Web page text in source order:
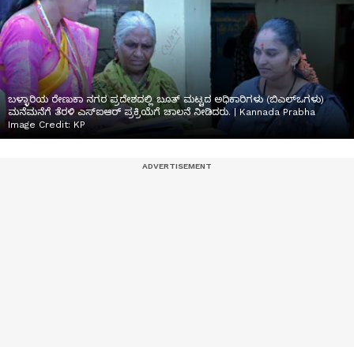
ಬಳ್ಳಾರಿಯ ರೇಣುಕಾ ನಗರ ಪ್ರದೇಶದಲ್ಲಿ ಬೂತ್ ಮಟ್ಟದ ಅಧಿಕಾರಿಗಳು (ಬಿಎಲ್‌ಒಗಳು)
ಮನೆಮನೆಗೆ ತೆರಳಿ ಎಸ್‌ಐಆರ್‌ ಪ್ರಕ್ರಿಯೆಗೆ ಚಾಲನೆ ನೀಡಿದರು. | Kannada Prabha
Image Credit: KP